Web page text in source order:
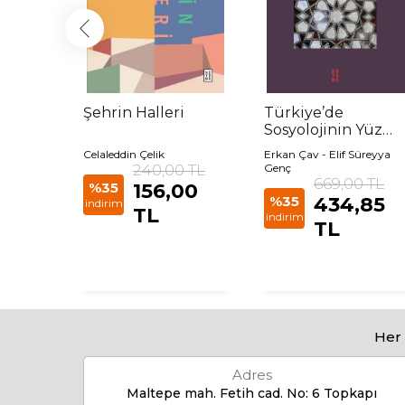
Şehrin Halleri
Celaleddin Çelik
%35
indirim
240,00 TL
156,00
TL
Türkiye’de
Sosyolojinin Yüz
Yıllık Birikimi
Erkan Çav - Elif Süreyya
Genç
%35
indirim
669,00 TL
434,85
TL
Adres
Maltepe mah. Fetih cad. No: 6 Topkapı